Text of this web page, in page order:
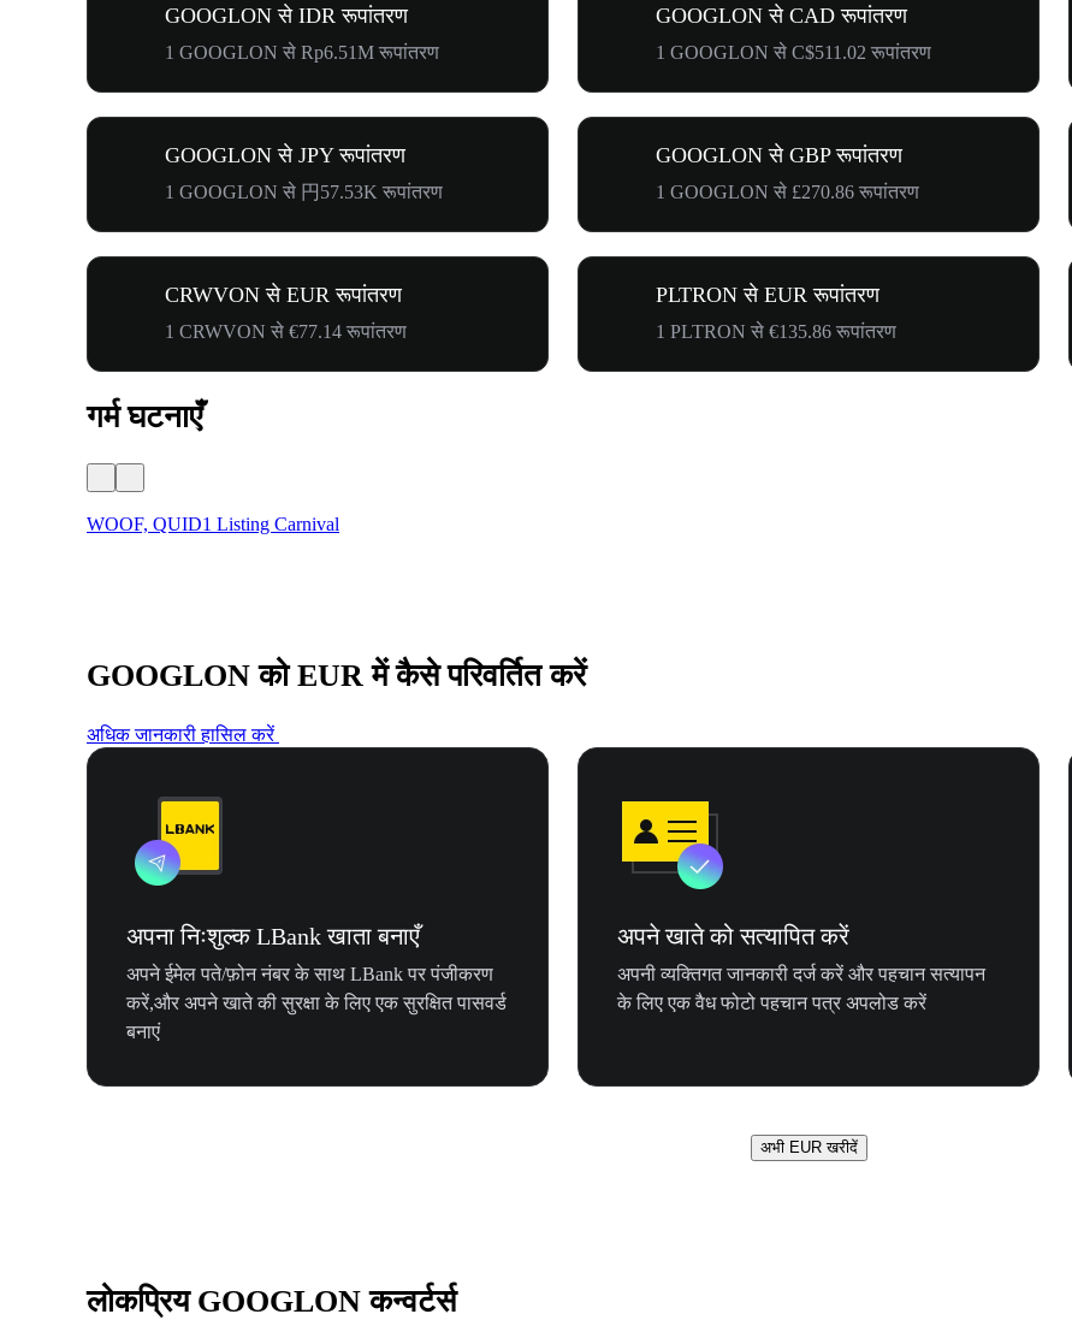
GOOGLON से IDR रूपांतरण
1 GOOGLON से Rp6.51M रूपांतरण
GOOGLON से CAD रूपांतरण
1 GOOGLON से C$511.02 रूपांतरण
GOOGLON से JPY रूपांतरण
1 GOOGLON से 円57.53K रूपांतरण
GOOGLON से GBP रूपांतरण
1 GOOGLON से £270.86 रूपांतरण
CRWVON से EUR रूपांतरण
1 CRWVON से €77.14 रूपांतरण
PLTRON से EUR रूपांतरण
1 PLTRON से €135.86 रूपांतरण
गर्म घटनाएँ
WOOF, QUID1 Listing Carnival
GOOGLON को EUR में कैसे परिवर्तित करें
अधिक जानकारी हासिल करें
अपना निःशुल्क LBank खाता बनाएँ
अपने ईमेल पते/फ़ोन नंबर के साथ LBank पर पंजीकरण
करें,और अपने खाते की सुरक्षा के लिए एक सुरक्षित पासवर्ड
बनाएं
अपने खाते को सत्यापित करें
अपनी व्यक्तिगत जानकारी दर्ज करें और पहचान सत्यापन
के लिए एक वैध फोटो पहचान पत्र अपलोड करें
अभी EUR खरीदें
लोकप्रिय GOOGLON कन्वर्टर्स